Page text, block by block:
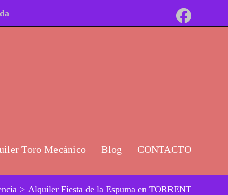
Toro Mecánico Blog CONTACTO
> Alquiler Fiesta de la Espuma en TORRENT